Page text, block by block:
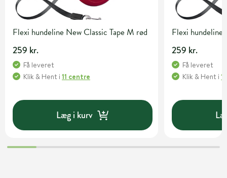
Flexi hundeline New Classic Tape M rød
259 kr.
Få leveret
Klik & Hent i 11 centre
Læg i kurv
Flexi hundeline
259 kr.
Få leveret
Klik & Hent i